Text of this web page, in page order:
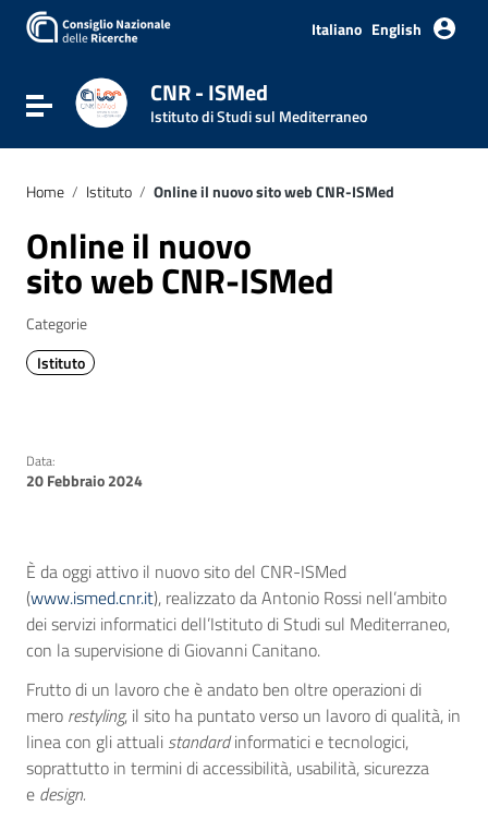
Vai ai contenuti
Vai al menu di navigazione
Vai al footer
Italiano English
Attiva / disattiva la navigazione
CNR - ISMed
Istituto di Studi sul Mediterraneo
Home / Istituto / Online il nuovo sito web CNR-ISMed
Online il nuovo
sito web CNR-ISMed
Categorie
Istituto
Data:
20 Febbraio 2024
È da oggi attivo il nuovo sito del CNR-ISMed
(www.ismed.cnr.it), realizzato da Antonio Rossi nell’ambito
dei servizi informatici dell’Istituto di Studi sul Mediterraneo,
con la supervisione di Giovanni Canitano.
Frutto di un lavoro che è andato ben oltre operazioni di
mero restyling, il sito ha puntato verso un lavoro di qualità, in
linea con gli attuali standardinformatici e tecnologici,
soprattutto in termini di accessibilità, usabilità, sicurezza
e design.